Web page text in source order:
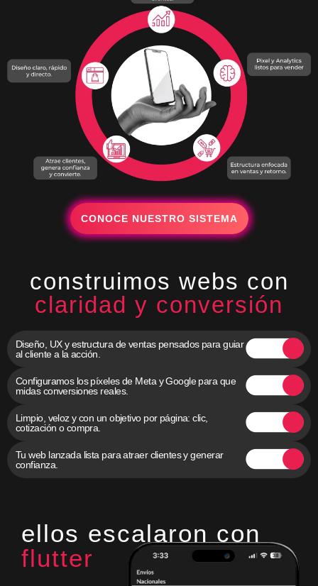
CONOCE NUESTRO SISTEMA
construimos webs con
claridad y conversión
Diseño, UX y estructura de ventas pensados para guiar
al cliente a la acción.
Configuramos los píxeles de Meta y Google para que
midas conversiones reales.
Limpio, veloz y con un objetivo por página: clic,
cotización o compra.
Tu web lanzada lista para atraer clientes y generar
confianza.
ellos escalaron con
flutter